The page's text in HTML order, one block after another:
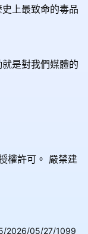
上最致命的毒品
是對我們媒體的
權許可。 嚴禁建
2026/05/27/1099